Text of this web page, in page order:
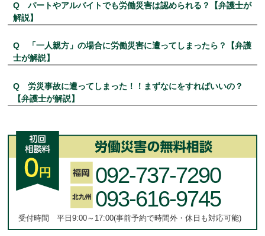
Q パートやアルバイトでも労働災害は認められる？【弁護士が
解説】
Q 「一人親方」の場合に労働災害に遭ってしまったら？【弁護
士が解説】
Q 労災事故に遭ってしまった！！まずなにをすればいいの？
【弁護士が解説】
092-737-7290
093-616-9745
受付時間 平日9:00～17:00(事前予約で時間外・休日も対応可能)